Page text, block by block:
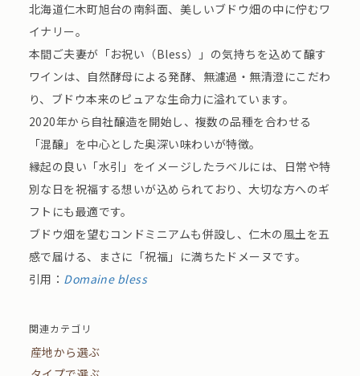
北海道仁木町旭台の南斜面、美しいブドウ畑の中に佇むワ
イナリー。
本間ご夫妻が「お祝い（Bless）」の気持ちを込めて醸す
ワインは、自然酵母による発酵、無濾過・無清澄にこだわ
り、ブドウ本来のピュアな生命力に溢れています。
2020年から自社醸造を開始し、複数の品種を合わせる
「混醸」を中心とした奥深い味わいが特徴。
縁起の良い「水引」をイメージしたラベルには、日常や特
別な日を祝福する想いが込められており、大切な方へのギ
フトにも最適です。
ブドウ畑を望むコンドミニアムも併設し、仁木の風土を五
感で届ける、まさに「祝福」に満ちたドメーヌです。
引用： Domaine bless
関連カテゴリ
産地から選ぶ